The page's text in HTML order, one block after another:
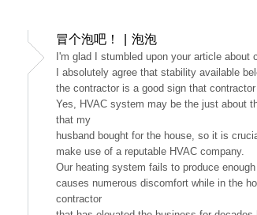
冒个泡吧！ | 泡泡
I'm glad I stumbled upon your article about
I absolutely agree that stability available
the contractor is a good sign that
Yes, HVAC system may be the just about
that my
husband bought for the house, so it is
make use of a reputable HVAC company.
Our heating system fails to produce
causes numerous discomfort while in the
contractor